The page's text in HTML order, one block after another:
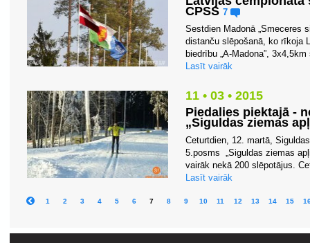
CPSS 7
Sestdien Madonā „Smeceres
distanču slēpošanā, ko rīkoja
biedrību „A-Madona”,
Lasīt vairāk
11 • 03 • 2015
Piedalies piektajā -
„Siguldas ziemas
Ceturtdien, 12. martā,
5.posms „Siguldas ziemas
vairāk nekā 200 slēpotājus.
Lasīt vairāk
1 2 3 4 5 6 7 8 9 10 11 12 13 14 15